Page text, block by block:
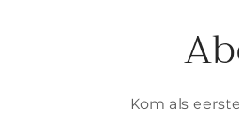
Kom als